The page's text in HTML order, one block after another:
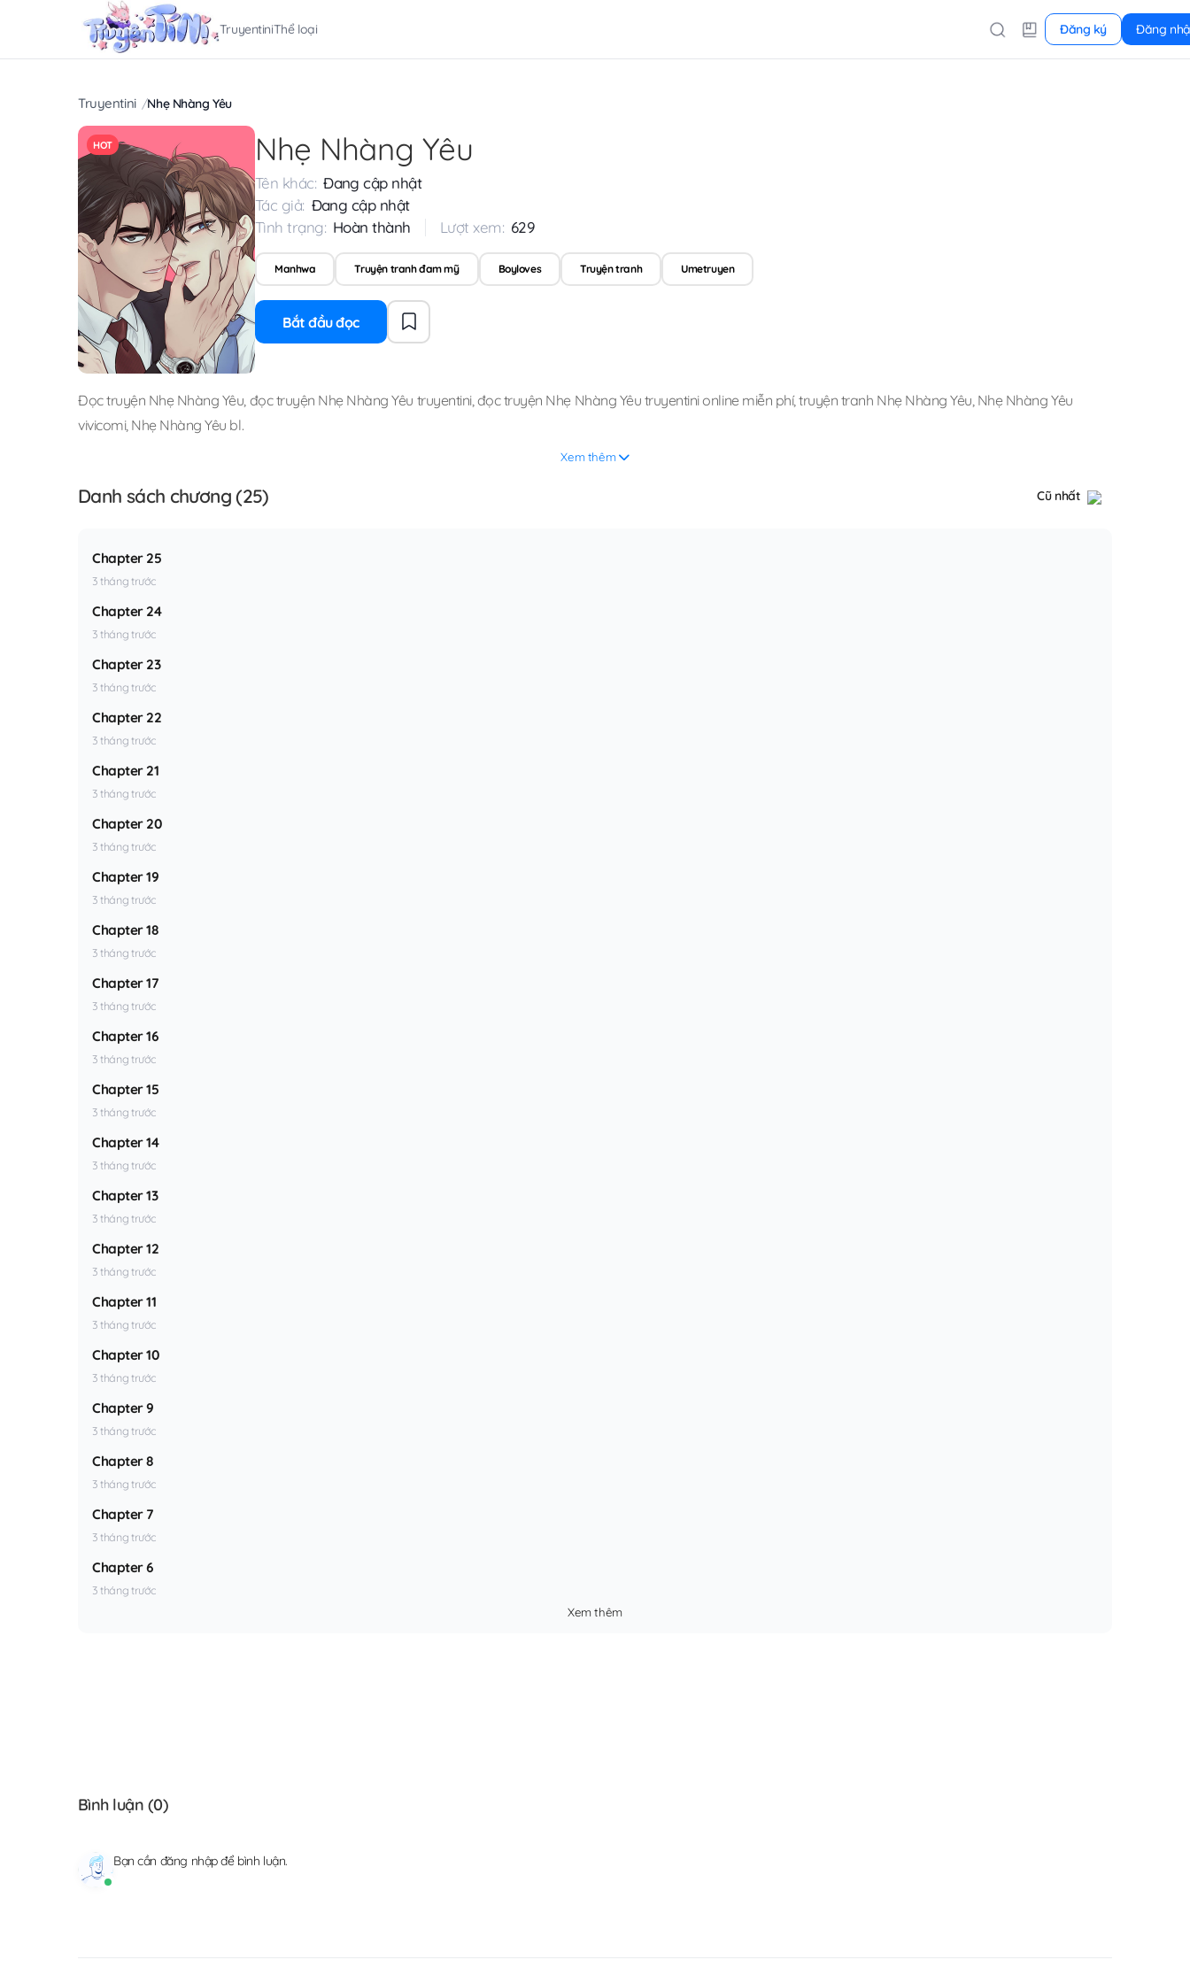
TruyentiniThể loại Đăng ký Đăng
Truyentini Nhẹ Nhàng Yêu
HOT Nhẹ Nhàng Yêu
Tên khác: Đang cập nhật
Tác giả: Đang cập nhật
Tình trạng: Hoàn thành Lượt xem: 629
Manhwa Truyện tranh đam mỹ Boyloves Truyện tranh Umetruyen
Bắt đầu đọc
Đọc truyện Nhẹ Nhàng Yêu, đọc truyện Nhẹ Nhàng Yêu truyentini,đọc truyện Nhẹ Nhàng Yêu truyentini online miễn phí,truyện tranh Nhẹ Nhàng Yêu, Nhẹ Nhàng Yêu
vivicomi, Nhẹ Nhàng Yêu bl.
Xem thêm
Danh sách chương (25) Cũ nhất
Chapter 25
3 tháng trước
Chapter 24
3 tháng trước
Chapter 23
3 tháng trước
Chapter 22
3 tháng trước
Chapter 21
3 tháng trước
Chapter 20
3 tháng trước
Chapter 19
3 tháng trước
Chapter 18
3 tháng trước
Chapter 17
3 tháng trước
Chapter 16
3 tháng trước
Chapter 15
3 tháng trước
Chapter 14
3 tháng trước
Chapter 13
3 tháng trước
Chapter 12
3 tháng trước
Chapter 11
3 tháng trước
Chapter 10
3 tháng trước
Chapter 9
3 tháng trước
Chapter 8
3 tháng trước
Chapter 7
3 tháng trước
Chapter 6
3 tháng trước
Xem thêm
Bình luận (0)
Bạn cần đăng nhậpđể bình luận.